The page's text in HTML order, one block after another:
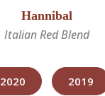
Hannibal
Italian Red Blend
2020 2019